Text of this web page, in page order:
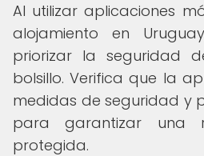
Al utilizar aplicaciones
alojamiento en
priorizar la seguridad
bolsillo. Verifica que la
medidas de seguridad y
para garantizar una
protegida.